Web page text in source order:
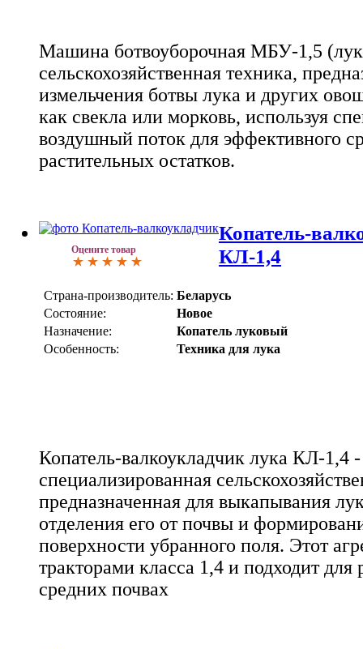
Машина ботвоуборочная МБУ-1,5
сельскохозяйственная техника,
измельчения ботвы лука и других
как свекла или морковь, используя
воздушный поток для эффективного
растительных остатков.
Оцените товар
Копатель-
КЛ-1,4
Страна-производитель: Беларусь
Состояние:
Новое
Назначение:
Копатель луковый
Особенность:
Техника для лука
Копатель-валкоукладчик лука КЛ-1,4 -
специализированная
предназначенная для выкапывания
отделения его от почвы и
поверхности убранного поля. Этот
тракторами класса 1,4 и подходит для
средних почвах